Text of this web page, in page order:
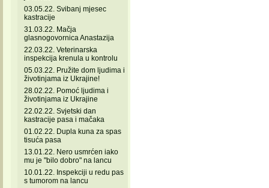
03.05.22. Svibanj mjesec
kastracije
31.03.22. Mačja
glasnogovornica Anastazija
22.03.22. Veterinarska
inspekcija krenula u kontrolu
05.03.22. Pružite dom ljudima i
životinjama iz Ukrajine!
28.02.22. Pomoć ljudima i
životinjama iz Ukrajine
22.02.22. Svjetski dan
kastracije pasa i mačaka
01.02.22. Dupla kuna za spas
tisuća pasa
13.01.22. Nero usmrćen iako
mu je "bilo dobro" na lancu
10.01.22. Inspekciji u redu pas
s tumorom na lancu